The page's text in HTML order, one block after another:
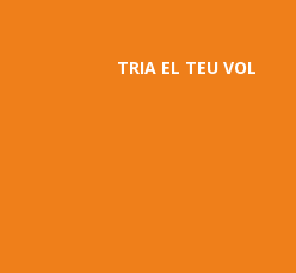
TRIA EL TEU VOL